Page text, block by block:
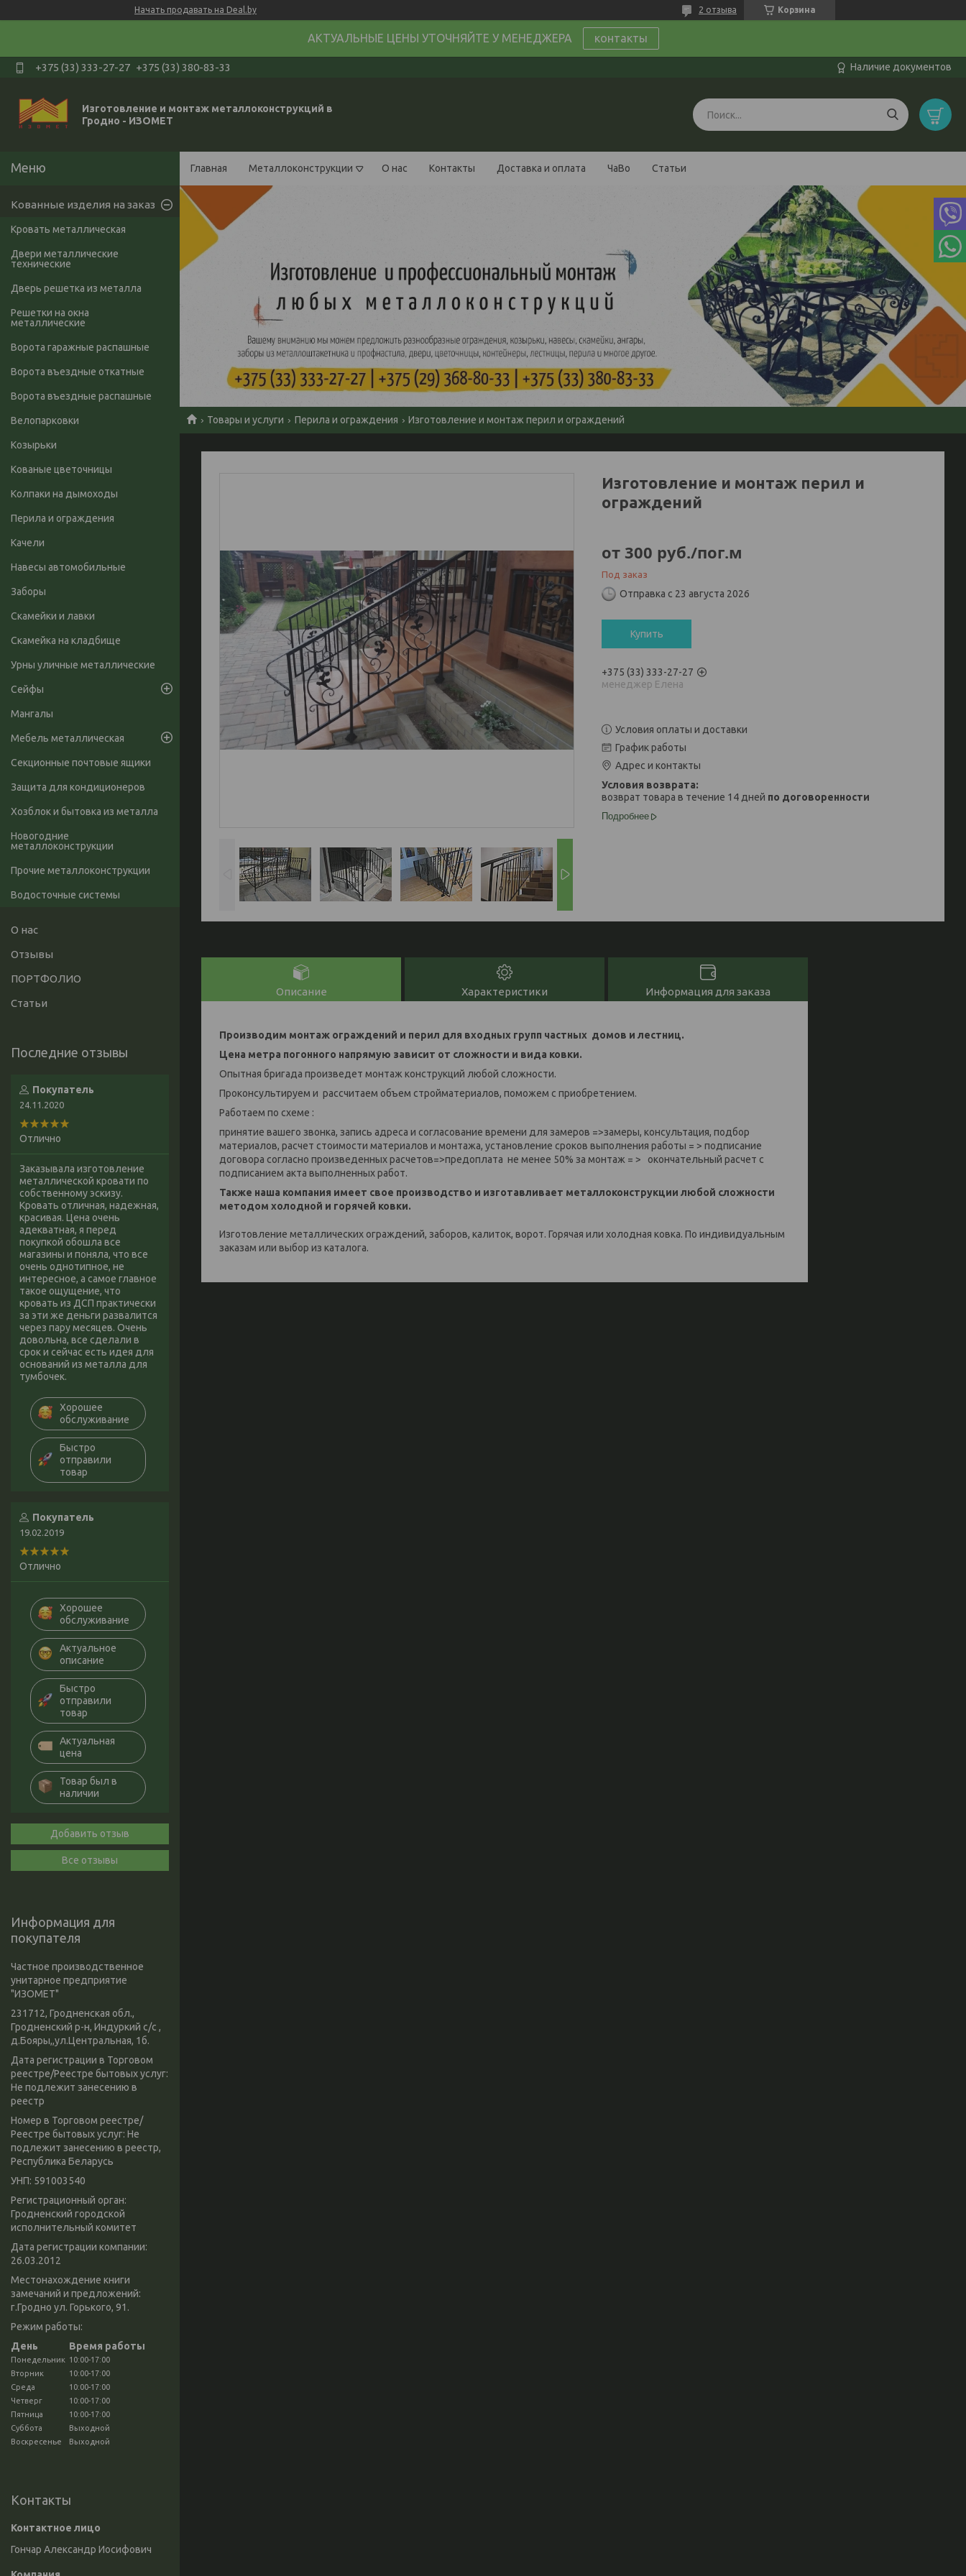
Начать продавать на Deal.by Корзина
2 отзыва
АКТУАЛЬНЫЕ ЦЕНЫ УТОЧНЯЙТЕ У МЕНЕДЖЕРА контакты
+375 (33) 333-27-27 +375 (33) 380-83-33 Наличие документов
Изготовление и монтаж металлоконструкций в
Гродно - ИЗОМЕТ
Главная Металлоконструкции О нас Контакты Доставка и оплата ЧаВо Статьи
Товары и услуги Перила и ограждения Изготовление и монтаж перил и ограждений
Изготовление и монтаж перил и
ограждений
от 300 руб./пог.м
Под заказ
Отправка с 23 августа 2026
Купить
+375 (33) 333-27-27
менеджер Елена
Условия оплаты и доставки
График работы
Адрес и контакты
возврат товара в течение 14 дней по договоренности
Подробнее
Описание Характеристики Информация для заказа
Производим монтаж ограждений и перил для входных групп частных домов и лестниц.
Цена метра погонного напрямую зависит от сложности и вида ковки.
Опытная бригада произведет монтаж конструкций любой сложности.
Проконсультируем и рассчитаем объем стройматериалов, поможем с приобретением.
Работаем по схеме :
принятие вашего звонка, запись адреса и согласование времени для замеров =>замеры, консультация, подбор
материалов, расчет стоимости материалов и монтажа, установление сроков выполнения работы = > подписание
договора согласно произведенных расчетов=>предоплата не менее 50% за монтаж = > окончательный расчет с
подписанием акта выполненных работ.
Также наша компания имеет свое производство и изготавливает металлоконструкции любой сложности
методом холодной и горячей ковки.
Изготовление металлических ограждений, заборов, калиток, ворот. Горячая или холодная ковка. По индивидуальным
заказам или выбор из каталога.
Кованные изделия на заказ
Кровать металлическая
Двери металлические
технические
Дверь решетка из металла
Решетки на окна
металлические
Ворота гаражные распашные
Ворота въездные откатные
Ворота въездные распашные
Велопарковки
Козырьки
Кованые цветочницы
Колпаки на дымоходы
Перила и ограждения
Качели
Навесы автомобильные
Заборы
Скамейки и лавки
Скамейка на кладбище
Урны уличные металлические
Сейфы
Мангалы
Мебель металлическая
Секционные почтовые ящики
Защита для кондиционеров
Хозблок и бытовка из металла
Новогодние
металлоконструкции
Прочие металлоконструкции
Водосточные системы
О нас
Отзывы
ПОРТФОЛИО
Статьи
Покупатель
24.11.2020
Отлично
Заказывала изготовление
металлической кровати по
собственному эскизу.
Кровать отличная, надежная,
красивая. Цена очень
адекватная, я перед
покупкой обошла все
магазины и поняла, что все
очень однотипное, не
интересное, а самое главное
такое ощущение, что
кровать из ДСП практически
за эти же деньги развалится
через пару месяцев. Очень
довольна, все сделали в
срок и сейчас есть идея для
оснований из металла для
тумбочек.
Хорошее
обслуживание
Быстро
отправили
товар
Покупатель
19.02.2019
Отлично
Хорошее
обслуживание
Актуальное
описание
Быстро
отправили
товар
Актуальная
цена
Товар был в
наличии
Добавить отзыв
Все отзывы
Информация для
покупателя
Частное производственное
унитарное предприятие
"ИЗОМЕТ"
231712, Гродненская обл.,
Гродненский р-н, Индуркий с/с ,
д.Бояры,,ул.Центральная, 1б.
Дата регистрации в Торговом
реестре/Реестре бытовых услуг:
Не подлежит занесению в
реестр
Номер в Торговом реестре/
Реестре бытовых услуг: Не
подлежит занесению в реестр,
Республика Беларусь
УНП: 591003540
Регистрационный орган:
Гродненский городской
исполнительный комитет
Дата регистрации компании:
26.03.2012
Местонахождение книги
замечаний и предложений:
г.Гродно ул. Горького, 91.
Режим работы:
День
Время работы
Понедельник 10:00-17:00
Вторник
10:00-17:00
Среда
10:00-17:00
Четверг
10:00-17:00
Пятница
10:00-17:00
Суббота
Выходной
Воскресенье
Выходной
Контакты
Гончар Александр Иосифович